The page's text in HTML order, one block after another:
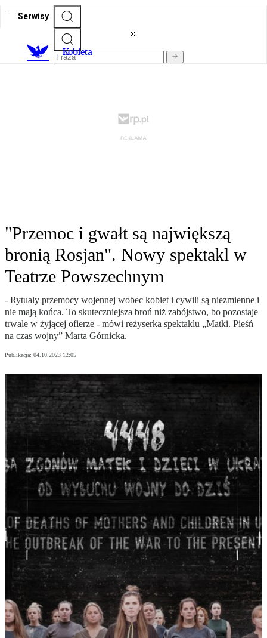
Serwisy
Kobieta
"Przemoc i gwałt są największą
bronią Rosjan". Nowy spektakl w
Teatrze Powszechnym
- Rytuały przemocy wojennej wobec kobiet i cywili są niezmienne i
nie mają końca. To skuteczniejsza broń niż zabójstwo, bo pozostaje
trwale w żyjącej ofierze - mówi reżyserka spektaklu „Matki. Pieśń
na czas wojny” Marta Górnicka.
Publikacja: 04.10.2023 12:05